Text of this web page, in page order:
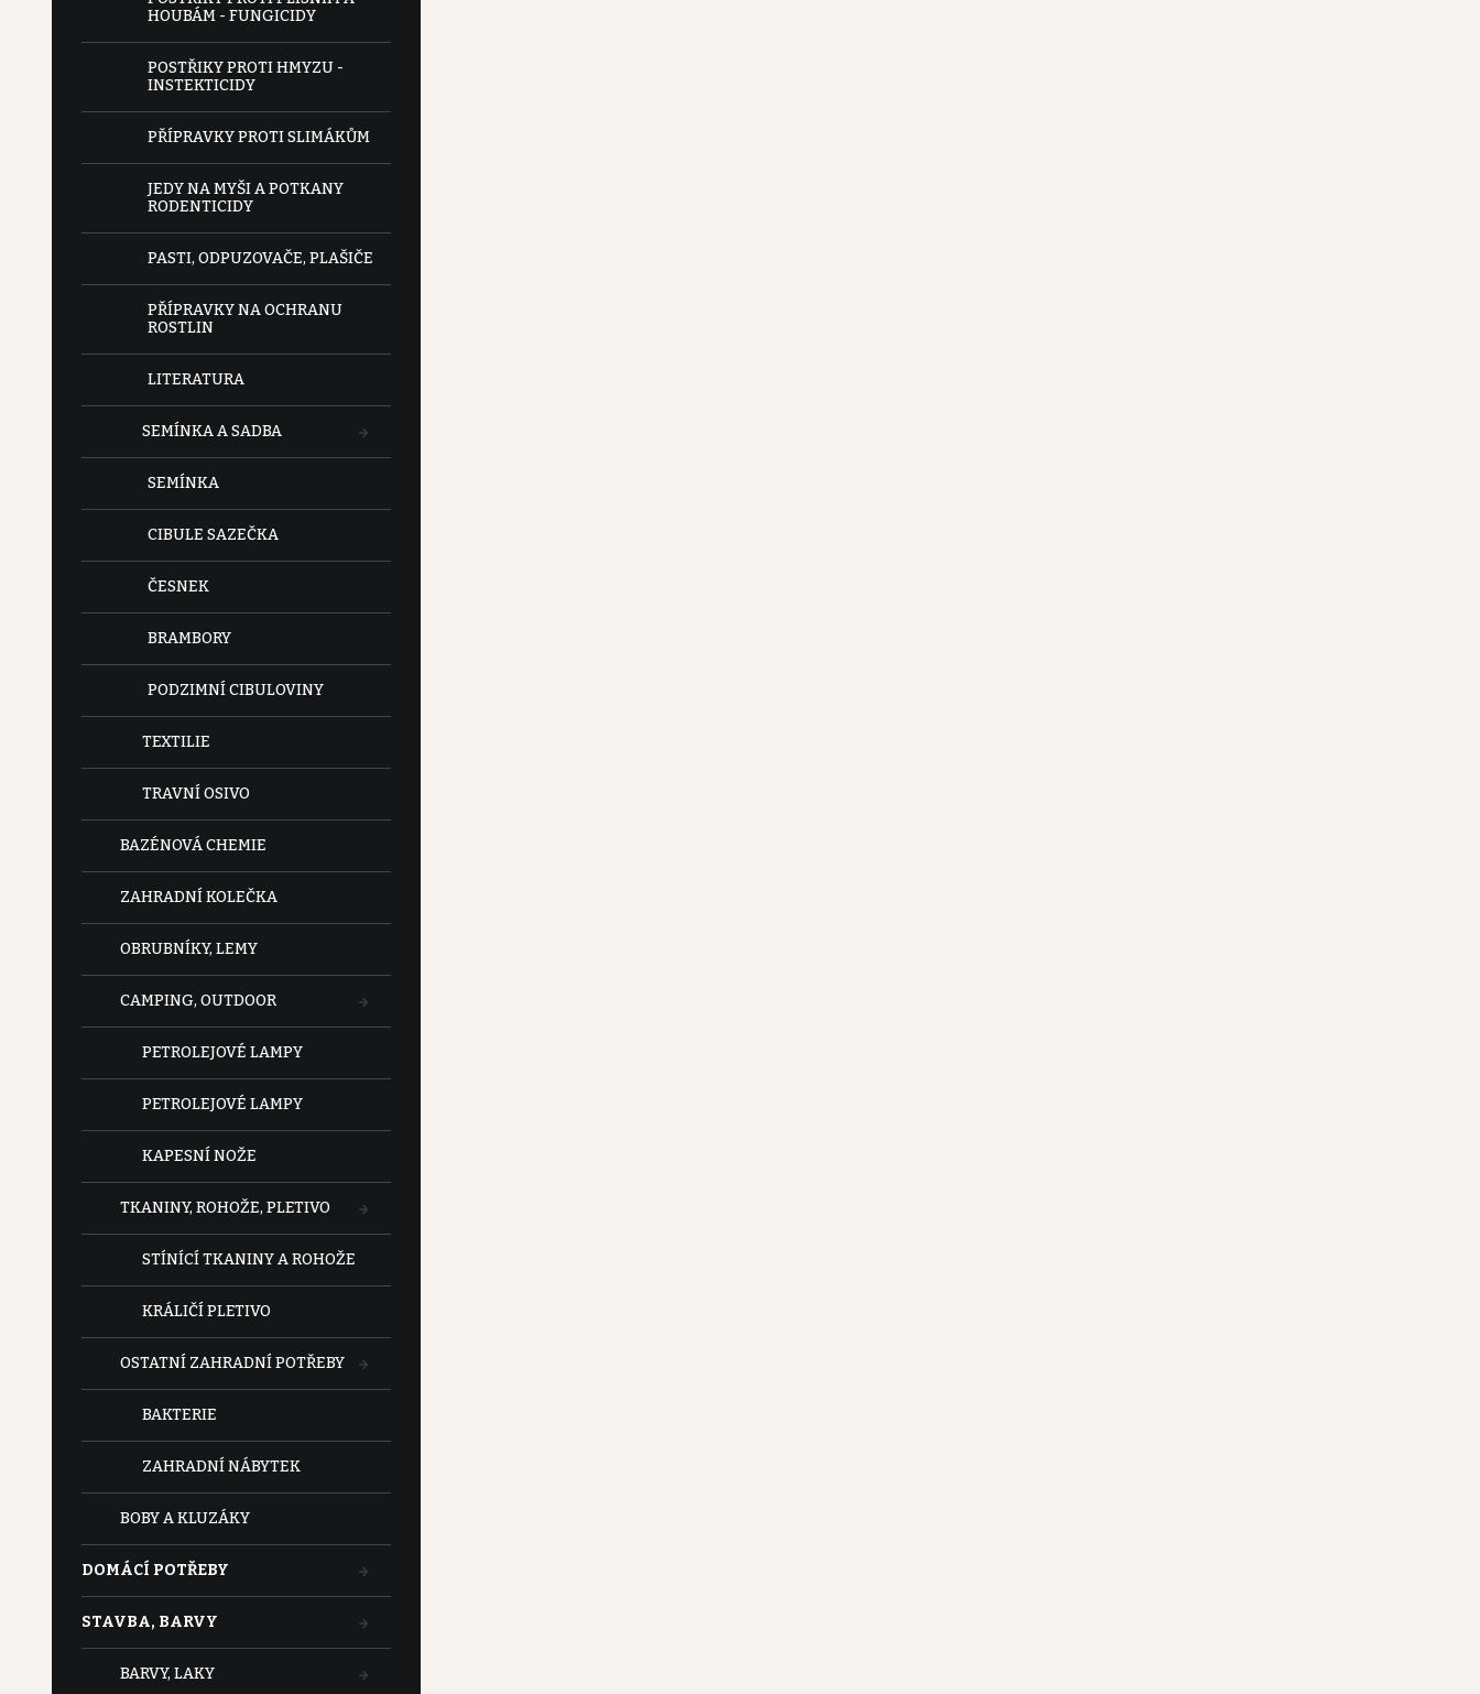
HOUBÁM - FUNGICIDY
POSTŘIKY PROTI HMYZU -
INSTEKTICIDY
PŘÍPRAVKY PROTI SLIMÁKŮM
JEDY NA MYŠI A POTKANY
RODENTICIDY
PASTI, ODPUZOVAČE, PLAŠIČE
PŘÍPRAVKY NA OCHRANU
ROSTLIN
LITERATURA
SEMÍNKA A SADBA
SEMÍNKA
CIBULE SAZEČKA
ČESNEK
BRAMBORY
PODZIMNÍ CIBULOVINY
TEXTILIE
TRAVNÍ OSIVO
BAZÉNOVÁ CHEMIE
ZAHRADNÍ KOLEČKA
OBRUBNÍKY, LEMY
CAMPING, OUTDOOR
PETROLEJOVÉ LAMPY
PETROLEJOVÉ LAMPY
KAPESNÍ NOŽE
TKANINY, ROHOŽE, PLETIVO
STÍNÍCÍ TKANINY A ROHOŽE
KRÁLIČÍ PLETIVO
OSTATNÍ ZAHRADNÍ POTŘEBY
BAKTERIE
ZAHRADNÍ NÁBYTEK
BOBY A KLUZÁKY
DOMÁCÍ POTŘEBY
STAVBA, BARVY
BARVY, LAKY